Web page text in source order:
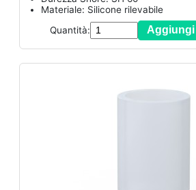
Materiale: Silicone rilevabile
Quantità:
Aggiungi